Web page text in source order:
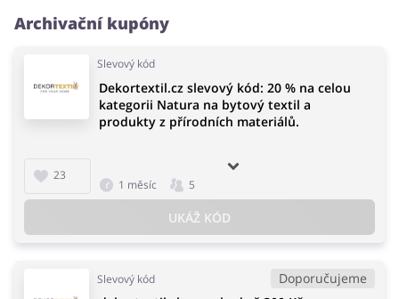
Archivační kupóny
Slevový kód
23
Dekortextil.cz slevový kód: 20 % na celou
kategorii Natura na bytový textil a
produkty z přírodních materiálů.
1 měsíc 5
UKÁŽ KÓD
Slevový kód
Doporučujeme